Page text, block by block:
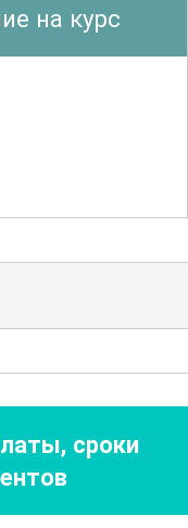
последними
кейсы
на курс
сроки